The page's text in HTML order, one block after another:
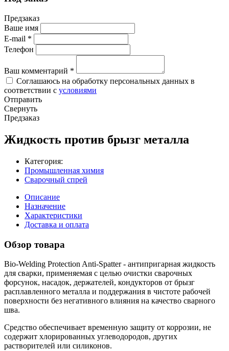
Предзаказ
Ваше имя
E-mail *
Телефон
Ваш комментарий *
Соглашаюсь на обработку персональных данных в
соответствии с условиями
Отправить
Свернуть
Предзаказ
Жидкость против брызг металла
Категория:
Промышленная химия
Сварочный спрей
Описание
Назначение
Характеристики
Доставка и оплата
Обзор товара
Bio-Welding Protection Anti-Spatter - антипригарная жидкость
для сварки, применяемая с целью очистки сварочных
форсунок, насадок, держателей, кондукторов от брызг
расплавленного металла и поддержания в чистоте рабочей
поверхности без негативного влияния на качество сварного
шва.
Средство обеспечивает временную защиту от коррозии, не
содержит хлорированных углеводородов, других
растворителей или силиконов.